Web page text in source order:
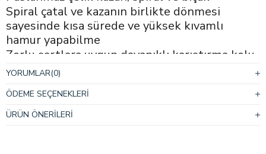
Spiral çatal ve kazanın birlikte dönmesi
sayesinde kısa sürede ve yüksek kıvamlı
hamur yapabilme
Zorlu şartlara uygun dayanıklı karıştırma kolu
Minimum kapasite yoğurma özelliği
yoğurma kabiliyeti
Opsiyonel yoğurma süreleri ayarlanabilen çok
YORUMLAR(0)
ÖDEME SEÇENEKLERI
ÜRÜN ÖNERILERI